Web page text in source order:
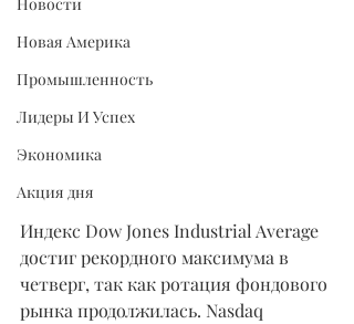
Новая Америка
Промышленность
Лидеры И Успех
Экономика
Акция дня
Индекс Dow Jones Industrial Average
достиг рекордного максимума в
четверг, так как ротация фондового
рынка продолжилась. Nasdaq